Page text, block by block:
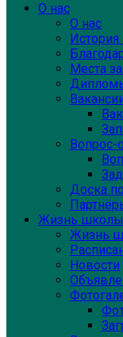
О нас
О нас
Места
Вопрос-
Доска
Жизнь школы
Жизнь
Новости